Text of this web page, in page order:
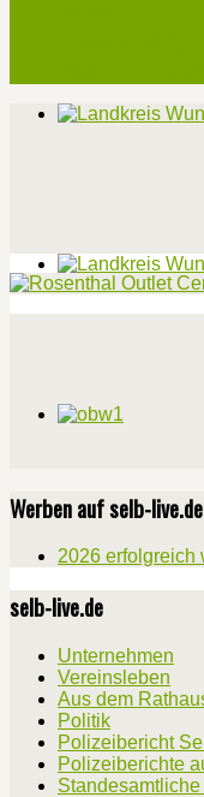
Werben auf selb-live.de
2026 erfolgreich
selb-live.de
Unternehmen
Vereinsleben
Aus dem
Politik
Polizeibericht
Polizeiberichte